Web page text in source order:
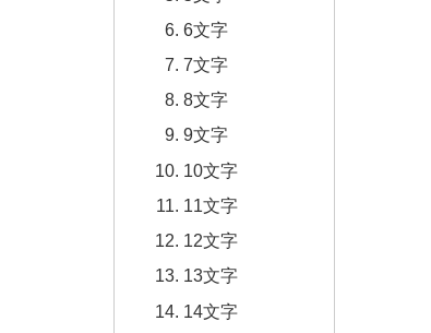
6文字
7文字
8文字
9文字
10文字
11文字
12文字
13文字
14文字